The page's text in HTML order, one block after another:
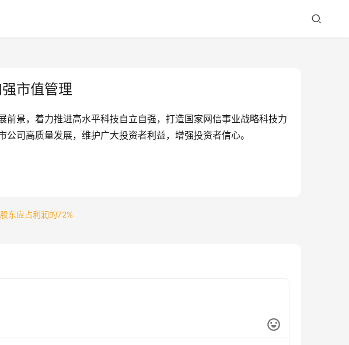
市值管理
景，着力推进高水平科技自立自强，打造国家网信事业战略科技力
司高质量发展，维护广大投资者利益，增强投资者信心。
东应占利润的72%